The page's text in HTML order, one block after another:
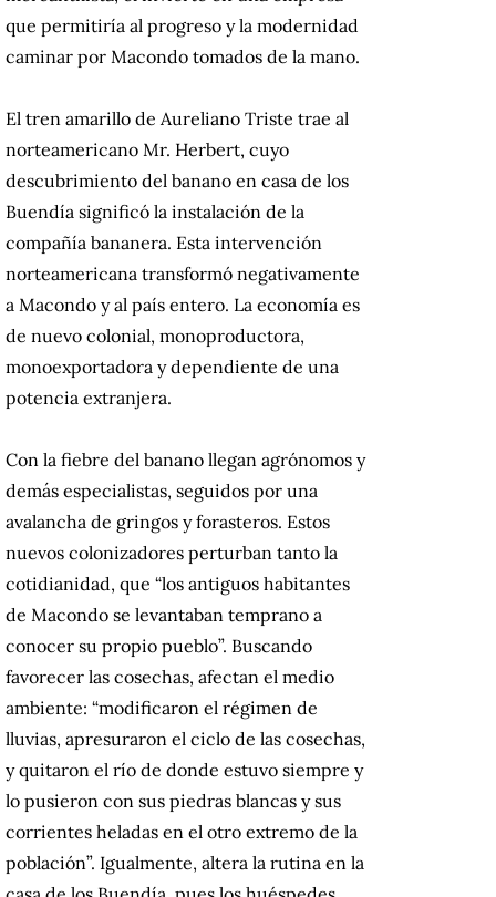
que permitiría al progreso y la modernidad
caminar por Macondo tomados de la mano.
El tren amarillo de Aureliano Triste trae al
norteamericano Mr. Herbert, cuyo
descubrimiento del banano en casa de los
Buendía significó la instalación de la
compañía bananera. Esta intervención
norteamericana transformó negativamente
a Macondo y al país entero. La economía es
de nuevo colonial, monoproductora,
monoexportadora y dependiente de una
potencia extranjera.
Con la fiebre del banano llegan agrónomos y
demás especialistas, seguidos por una
avalancha de gringos y forasteros. Estos
nuevos colonizadores perturban tanto la
cotidianidad, que “los antiguos habitantes
de Macondo se levantaban temprano a
conocer su propio pueblo”. Buscando
favorecer las cosechas, afectan el medio
ambiente: “modificaron el régimen de
lluvias, apresuraron el ciclo de las cosechas,
y quitaron el río de donde estuvo siempre y
lo pusieron con sus piedras blancas y sus
corrientes heladas en el otro extremo de la
población”. Igualmente, altera la rutina en la